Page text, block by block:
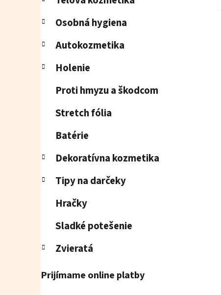
Osobná hygiena
Autokozmetika
Holenie
Proti hmyzu a škodcom
Stretch fólia
Batérie
Dekoratívna kozmetika
Tipy na darčeky
Hračky
Sladké potešenie
Zvieratá
Prijímame online platby